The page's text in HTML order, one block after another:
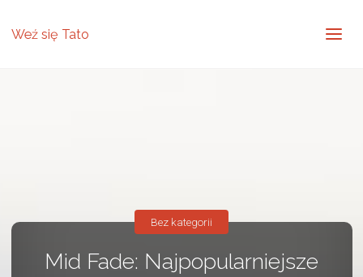
Weź się Tato
Mid Fade: Najpopularniejsze
Bez kategorii